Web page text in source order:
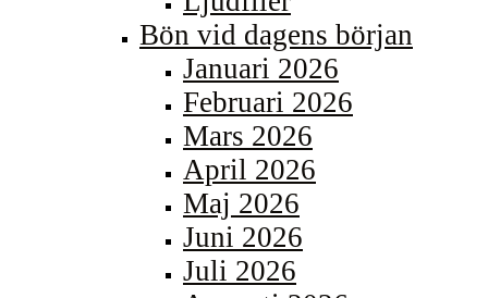
Bön vid dagens början
Januari 2026
Februari 2026
Mars 2026
April 2026
Maj 2026
Juni 2026
Juli 2026